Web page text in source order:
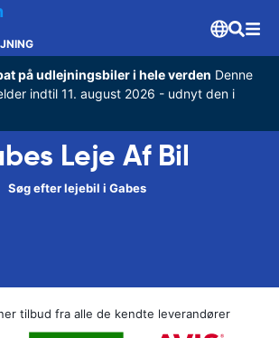
på udlejningsbiler i hele verden Denne
indtil 11. august 2026 - udnyt den i
Leje Af Bil
Søg efter lejebil i Gabes
tilbud fra alle de kendte leverandører